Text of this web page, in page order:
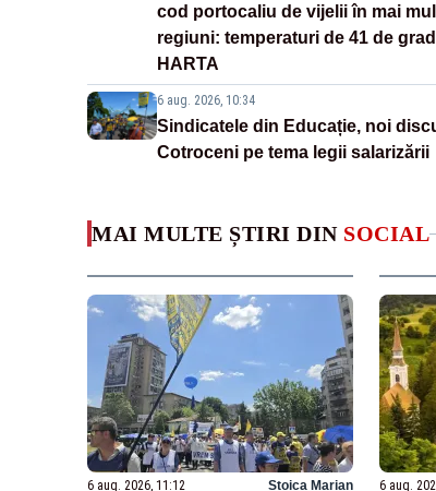
cod portocaliu de vijelii în mai
regiuni: temperaturi de 41 de
HARTA
6 aug. 2026, 10:34
Sindicatele din Educație, noi
Cotroceni pe tema legii salarizării
MAI MULTE ȘTIRI DIN SOCIAL
6 aug. 2026, 11:12 Stoica Marian 6 aug.